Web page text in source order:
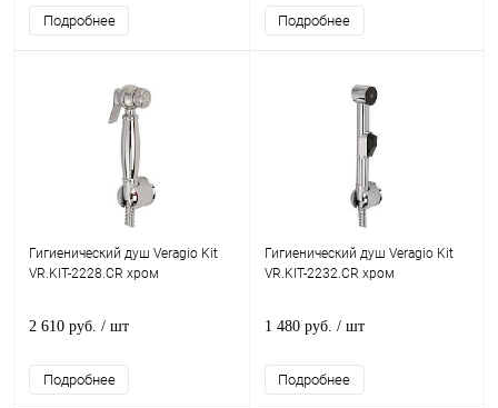
Подробнее Подробнее
Гигиенический душ Veragio Kit
VR.KIT-2228.CR хром
2 610 руб. / шт
Подробнее
Гигиенический душ Veragio Kit
VR.KIT-2232.CR хром
1 480 руб. / шт
Подробнее